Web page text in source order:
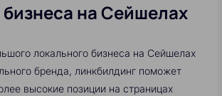
на Сейшелах
локального бизнеса на Сейшелах
бренда, линкбилдинг поможет
высокие позиции на страницах